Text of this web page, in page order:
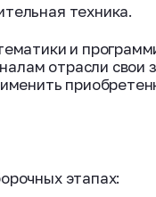
техника.
и
отрасли свои
этапах: